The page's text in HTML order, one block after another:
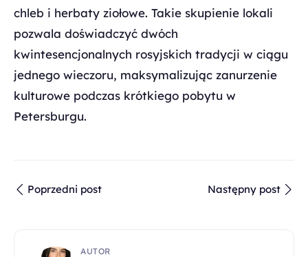
chleb i herbaty ziołowe. Takie skupienie lokali
pozwala doświadczyć dwóch
kwintesencjonalnych rosyjskich tradycji w ciągu
jednego wieczoru, maksymalizując zanurzenie
kulturowe podczas krótkiego pobytu w
Petersburgu.
Poprzedni post Następny post
AUTOR